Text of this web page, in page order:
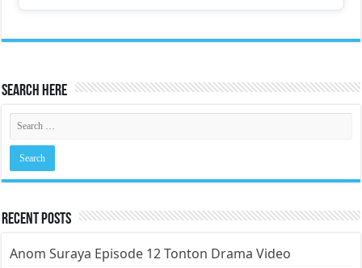
Search Here
Recent Posts
Anom Suraya Episode 12 Tonton Drama Video